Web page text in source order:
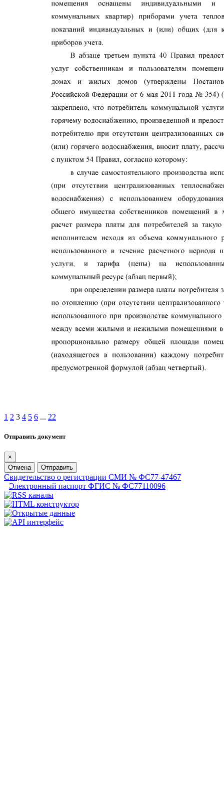
1 2 3 4 5 6 ... 22
Отправить документ
×
Отмена
Отправить
Свидетельство о регистрации СМИ № ФС77-47467
Электронный паспорт ФГИС № ФС77110096